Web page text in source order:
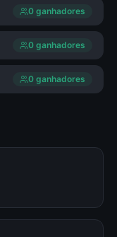
0 ganhadores
0 ganhadores
0 ganhadores